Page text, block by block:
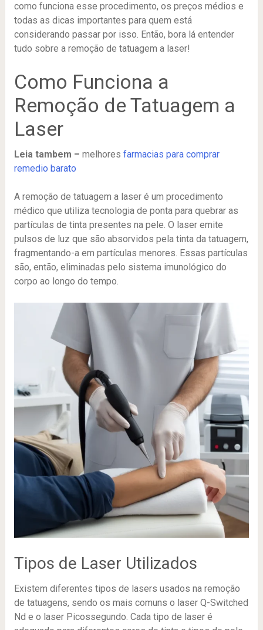
como funciona esse procedimento, os preços médios e
todas as dicas importantes para quem está
considerando passar por isso. Então, bora lá entender
tudo sobre a remoção de tatuagem a laser!
Como Funciona a
Remoção de Tatuagem a
Laser
Leia tambem – melhores farmacias para comprar
remedio barato
A remoção de tatuagem a laser é um procedimento
médico que utiliza tecnologia de ponta para quebrar as
partículas de tinta presentes na pele. O laser emite
pulsos de luz que são absorvidos pela tinta da tatuagem,
fragmentando-a em partículas menores. Essas partículas
são, então, eliminadas pelo sistema imunológico do
corpo ao longo do tempo.
Tipos de Laser Utilizados
Existem diferentes tipos de lasers usados na remoção
de tatuagens, sendo os mais comuns o laser Q-Switched
Nd e o laser Picossegundo. Cada tipo de laser é